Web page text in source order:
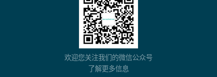
欢迎您关注我们的微信公众号
了解更多信息